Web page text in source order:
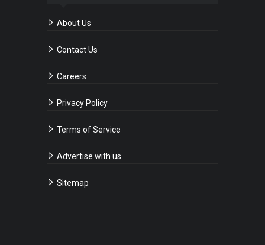
About Us
Contact Us
Careers
Privacy Policy
Terms of Service
Advertise with us
Sitemap